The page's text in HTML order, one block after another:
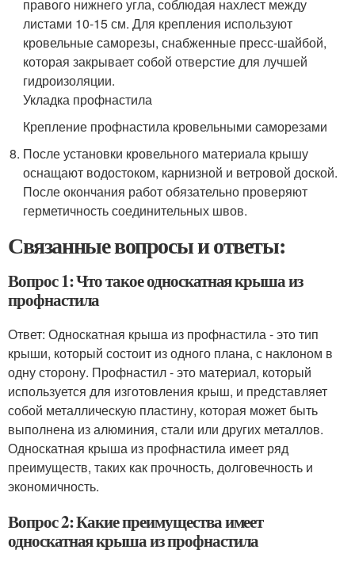
правого нижнего угла, соблюдая нахлест между
листами 10-15 см. Для крепления используют
кровельные саморезы, снабженные пресс-шайбой,
которая закрывает собой отверстие для лучшей
гидроизоляции.
Укладка профнастила
Крепление профнастила кровельными саморезами
После установки кровельного материала крышу
оснащают водостоком, карнизной и ветровой доской.
После окончания работ обязательно проверяют
герметичность соединительных швов.
Связанные вопросы и ответы:
Вопрос 1: Что такое односкатная крыша из
профнастила
Ответ: Односкатная крыша из профнастила - это тип
крыши, который состоит из одного плана, с наклоном в
одну сторону. Профнастил - это материал, который
используется для изготовления крыш, и представляет
собой металлическую пластину, которая может быть
выполнена из алюминия, стали или других металлов.
Односкатная крыша из профнастила имеет ряд
преимуществ, таких как прочность, долговечность и
экономичность.
Вопрос 2: Какие преимущества имеет
односкатная крыша из профнастила